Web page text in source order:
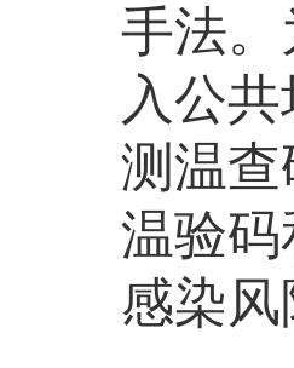
手法
入公
测温
温验
感染风